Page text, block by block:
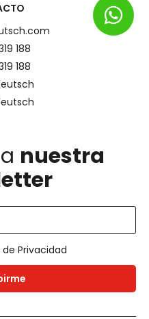
188
188
nuestra
Privacidad